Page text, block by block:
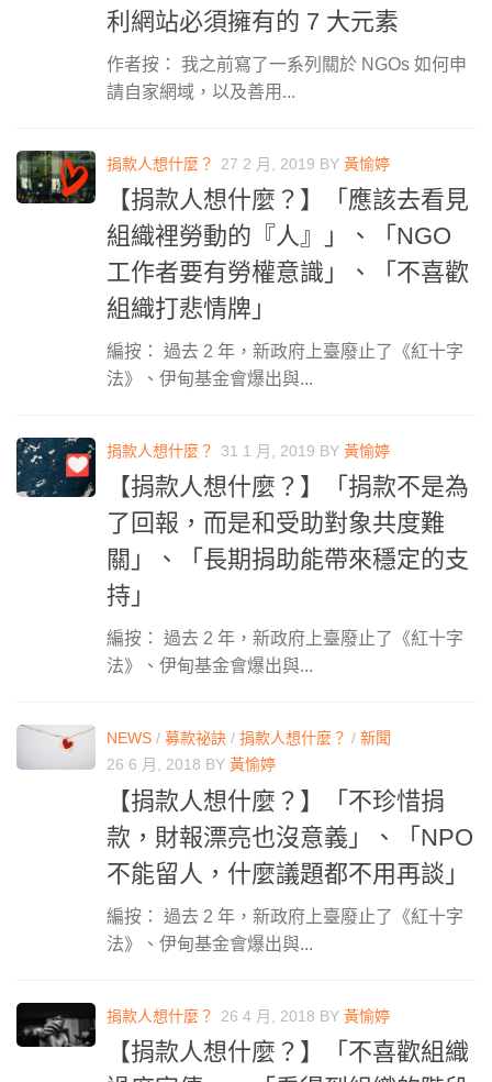
利網站必須擁有的 7 大元素
作者按： 我之前寫了一系列關於 NGOs 如何申
請自家網域，以及善用...
捐款人想什麼？ 27 2 月, 2019 BY 黃愉婷
【捐款人想什麼？】「應該去看見
組織裡勞動的『人』」、「NGO
工作者要有勞權意識」、「不喜歡
組織打悲情牌」
編按： 過去 2 年，新政府上臺廢止了《紅十字
法》、伊甸基金會爆出與...
捐款人想什麼？ 31 1 月, 2019 BY 黃愉婷
【捐款人想什麼？】「捐款不是為
了回報，而是和受助對象共度難
關」、「長期捐助能帶來穩定的支
持」
編按： 過去 2 年，新政府上臺廢止了《紅十字
法》、伊甸基金會爆出與...
NEWS / 募款祕訣 / 捐款人想什麼？ / 新聞
26 6 月, 2018 BY 黃愉婷
【捐款人想什麼？】「不珍惜捐
款，財報漂亮也沒意義」、「NPO
不能留人，什麼議題都不用再談」
編按： 過去 2 年，新政府上臺廢止了《紅十字
法》、伊甸基金會爆出與...
捐款人想什麼？ 26 4 月, 2018 BY 黃愉婷
【捐款人想什麼？】「不喜歡組織